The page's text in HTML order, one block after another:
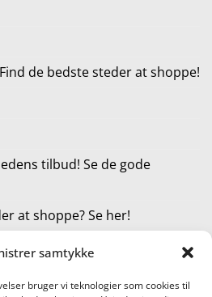
samtykke
bruger vi teknologier som cookies til
de bedste steder at shoppe!
tilbud! Se de gode
at shoppe? Se her!